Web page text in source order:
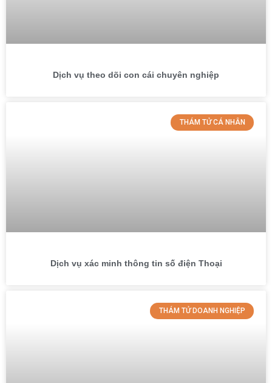
Dịch vụ theo dõi con cái chuyên nghiệp
THÁM TỬ CÁ NHÂN
Dịch vụ xác minh thông tin số điện Thoại
THÁM TỬ DOANH NGHIỆP